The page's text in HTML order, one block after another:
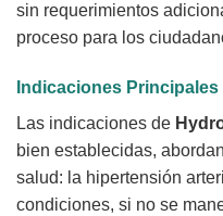
sin requerimientos
proceso para los
Indicaciones Principales
Las indicaciones de
bien establecidas,
salud: la hipertensión
condiciones, si no se